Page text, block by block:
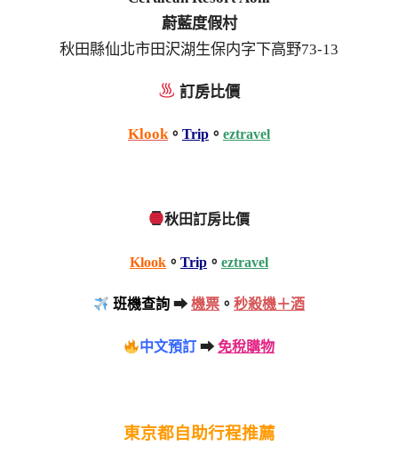
蔚藍度假村
秋田縣仙北市田沢湖生保内字下高野73-13
訂房比價
Klook 。 Trip 。 eztravel
秋田訂房比價
Klook 。 Trip 。 eztravel
班機查詢 ➡機票 。秒殺機＋酒
中文預訂 ➡免稅購物
東京都自助行程推薦